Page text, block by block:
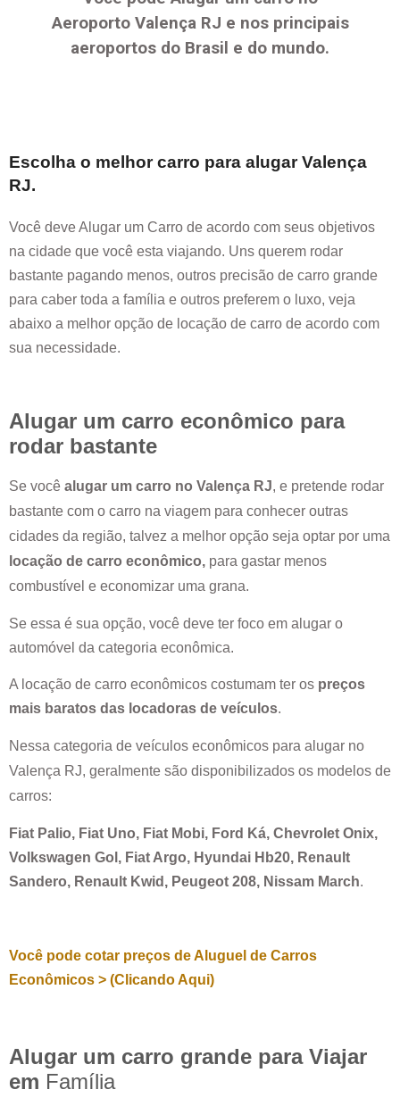
Aeroporto Valença RJ e nos principais
aeroportos do Brasil e do mundo.
Escolha o melhor carro para alugarValença
RJ.
Você deve Alugar um Carro de acordo com seus objetivos
na cidade que você esta viajando. Uns querem rodar
bastante pagando menos, outros precisão de carro grande
para caber toda a família e outros preferem o luxo, veja
abaixo a melhor opção de locação de carro de acordo com
sua necessidade.
Alugar um carro econômico para
rodar bastante
Se você alugar um carro no Valença RJ, e pretende rodar
bastante com o carro na viagem para conhecer outras
cidades da região, talvez a melhor opção seja optar por uma
locação de carro econômico, para gastar menos
combustível e economizar uma grana.
Se essa é sua opção, você deve ter foco em alugar o
automóvel da categoria econômica.
A locação de carro econômicos costumam ter os preços
mais baratos das locadoras de veículos.
Nessa categoria de veículos econômicos para alugar no
Valença RJ, geralmente são disponibilizados os modelos de
carros:
Fiat Palio, Fiat Uno, Fiat Mobi, Ford Ká, Chevrolet Onix,
Volkswagen Gol, Fiat Argo, Hyundai Hb20, Renault
Sandero, Renault Kwid, Peugeot 208, Nissam March.
Você pode cotar preços de Aluguel de Carros
Econômicos > (Clicando Aqui)
Alugar um carro grande para Viajar
em Família